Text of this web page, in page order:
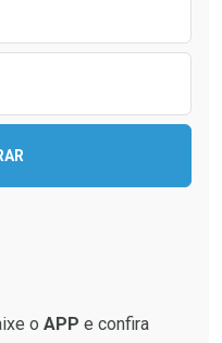
Por R$ 109,59/cada
o APP e confira